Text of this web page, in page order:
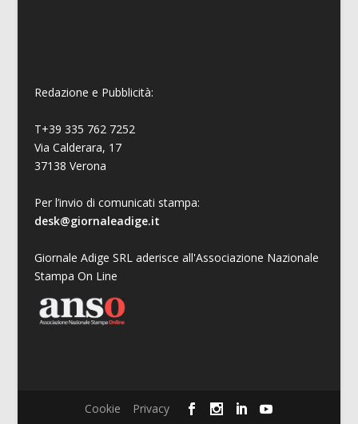
Redazione e Pubblicità:
T+39 335 762 7252
Via Calderara, 17
37138 Verona
Per l’invio di comunicati stampa:
desk@giornaleadige.it
Giornale Adige SRL aderisce all'Associazione Nazionale
Stampa On Line
Cookie Privacy